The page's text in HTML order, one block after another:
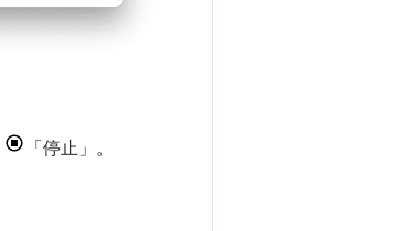
「停止」 。